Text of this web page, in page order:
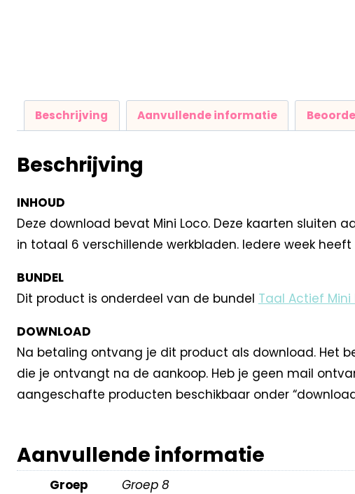
Beschrijving Aanvullende informatie
Beschrijving
INHOUD
Deze download bevat Mini Loco. Deze kaarten sluiten
in totaal 6 verschillende werkbladen. Iedere week
BUNDEL
Dit product is onderdeel van de bundel Taal Actief Mini
DOWNLOAD
Na betaling ontvang je dit product als download. Het
die je ontvangt na de aankoop. Heb je geen mail
aangeschafte producten beschikbaar onder
Aanvullende informatie
Groep
Groep 8